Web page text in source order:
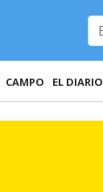
CAMPO EL